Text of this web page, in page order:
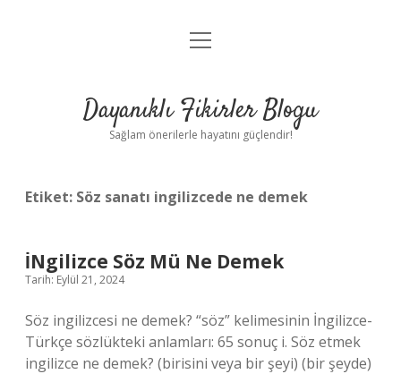
Anasayfa
Yasal Uyarı
menüyü
Dayanıklı Fikirler Blogu
Sağlam önerilerle hayatını güçlendir!
Etiket: Söz sanatı ingilizcede ne demek
İNgilizce Söz Mü Ne Demek
Tarih: Eylül 21, 2024
Söz ingilizcesi ne demek? “söz” kelimesinin İngilizce-
Türkçe sözlükteki anlamları: 65 sonuç i. Söz etmek
ingilizce ne demek? (birisini veya bir şeyi) (bir şeyde)